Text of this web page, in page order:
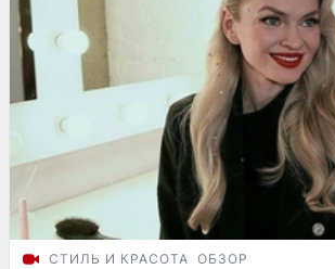
СТИЛЬ И КРАСОТА ОБЗОР